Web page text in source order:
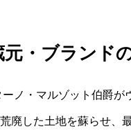
・ブランドの
ノ・マルゾット伯爵が
廃した土地を蘇らせ、